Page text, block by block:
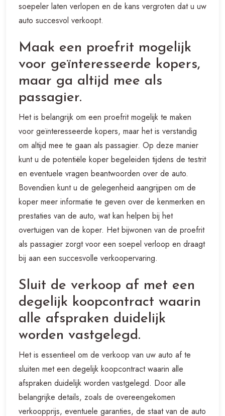
soepeler laten verlopen en de kans vergroten dat u uw
auto succesvol verkoopt.
Maak een proefrit mogelijk
voor geïnteresseerde kopers,
maar ga altijd mee als
passagier.
Het is belangrijk om een proefrit mogelijk te maken
voor geïnteresseerde kopers, maar het is verstandig
om altijd mee te gaan als passagier. Op deze manier
kunt u de potentiële koper begeleiden tijdens de testrit
en eventuele vragen beantwoorden over de auto.
Bovendien kunt u de gelegenheid aangrijpen om de
koper meer informatie te geven over de kenmerken en
prestaties van de auto, wat kan helpen bij het
overtuigen van de koper. Het bijwonen van de proefrit
als passagier zorgt voor een soepel verloop en draagt
bij aan een succesvolle verkoopervaring.
Sluit de verkoop af met een
degelijk koopcontract waarin
alle afspraken duidelijk
worden vastgelegd.
Het is essentieel om de verkoop van uw auto af te
sluiten met een degelijk koopcontract waarin alle
afspraken duidelijk worden vastgelegd. Door alle
belangrijke details, zoals de overeengekomen
verkoopprijs, eventuele garanties, de staat van de auto